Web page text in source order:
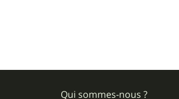
Qui sommes-nous ?